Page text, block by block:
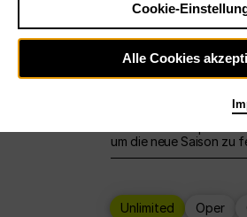
Großes Haus
12:00
um die neue Saison zu
Unlimited Oper
Cookie-
Alle Cookies